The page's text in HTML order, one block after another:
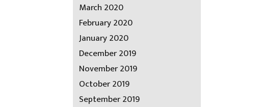
March 2020
February 2020
January 2020
December 2019
November 2019
October 2019
September 2019